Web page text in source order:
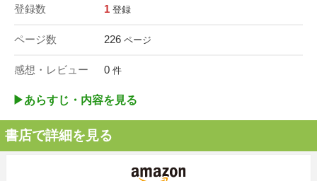
登録数 1 登録
ページ数 226 ページ
感想・レビュー 0 件
▶︎あらすじ・内容を見る
書店で詳細を見る